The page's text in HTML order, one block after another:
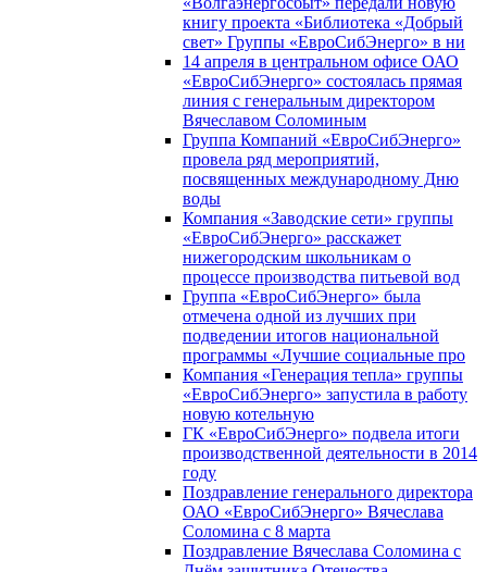
книгу проекта «Библиотека «Добрый
свет» Группы «ЕвроСибЭнерго» в ни
14 апреля в центральном офисе ОАО
«ЕвроСибЭнерго» состоялась прямая
линия с генеральным директором
Вячеславом Соломиным
Группа Компаний «ЕвроСибЭнерго»
провела ряд мероприятий,
посвященных международному Дню
воды
Компания «Заводские сети» группы
«ЕвроСибЭнерго» расскажет
нижегородским школьникам о
процессе производства питьевой вод
Группа «ЕвроСибЭнерго» была
отмечена одной из лучших при
подведении итогов национальной
программы «Лучшие социальные про
Компания «Генерация тепла» группы
«ЕвроСибЭнерго» запустила в работу
новую котельную
ГК «ЕвроСибЭнерго» подвела итоги
производственной деятельности в 2014
году
Поздравление генерального директора
ОАО «ЕвроСибЭнерго» Вячеслава
Соломина с 8 марта
Поздравление Вячеслава Соломина с